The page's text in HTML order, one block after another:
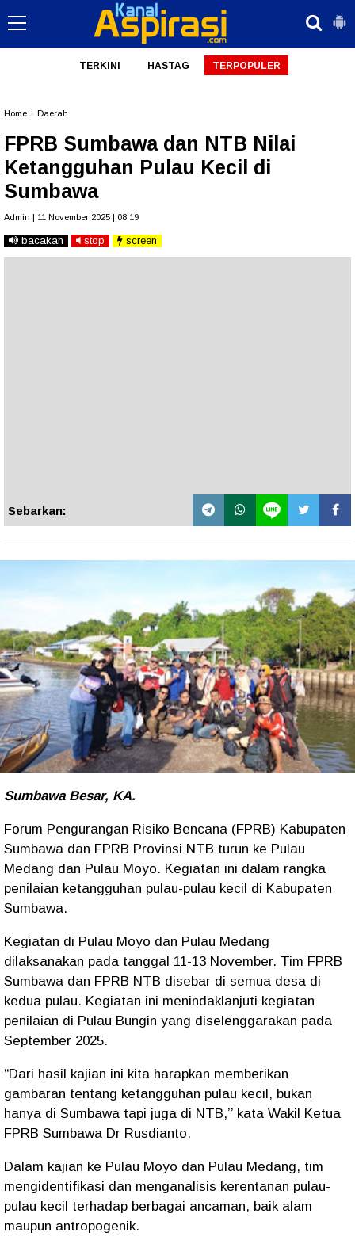
TERKINI HASTAG TERPOPULER
Home Daerah
FPRB Sumbawa dan NTB Nilai
Ketangguhan Pulau Kecil di
Sumbawa
Admin | 11 November 2025 | 08:19
bacakan stop screen
Sebarkan:
Sumbawa Besar, KA.
Forum Pengurangan Risiko Bencana (FPRB) Kabupaten
Sumbawa dan FPRB Provinsi NTB turun ke Pulau
Medang dan Pulau Moyo. Kegiatan ini dalam rangka
penilaian ketangguhan pulau-pulau kecil di Kabupaten
Sumbawa.
Kegiatan di Pulau Moyo dan Pulau Medang
dilaksanakan pada tanggal 11-13 November. Tim FPRB
Sumbawa dan FPRB NTB disebar di semua desa di
kedua pulau. Kegiatan ini menindaklanjuti kegiatan
penilaian di Pulau Bungin yang diselenggarakan pada
September 2025.
“Dari hasil kajian ini kita harapkan memberikan
gambaran tentang ketangguhan pulau kecil, bukan
hanya di Sumbawa tapi juga di NTB,’’ kata Wakil Ketua
FPRB Sumbawa Dr Rusdianto.
Dalam kajian ke Pulau Moyo dan Pulau Medang, tim
mengidentifikasi dan menganalisis kerentanan pulau-
pulau kecil terhadap berbagai ancaman, baik alam
maupun antropogenik.